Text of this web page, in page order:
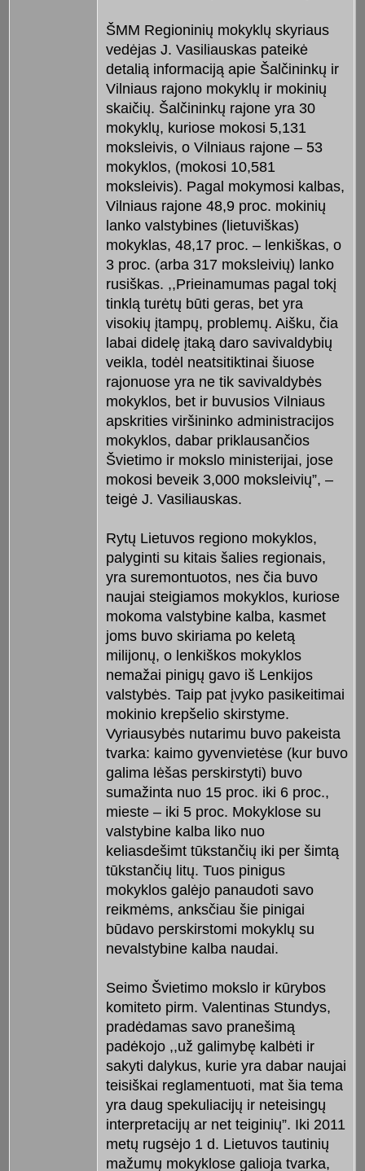
ŠMM Regioninių mokyklų skyriaus
vedėjas J. Vasiliauskas pateikė
detalią informaciją apie Šalčininkų ir
Vilniaus rajono mokyklų ir mokinių
skaičių. Šalčininkų rajone yra 30
mokyklų, kuriose mokosi 5,131
moksleivis, o Vilniaus rajone – 53
mokyklos, (mokosi 10,581
moksleivis). Pagal mokymosi kalbas,
Vilniaus rajone 48,9 proc. mokinių
lanko valstybines (lietuviškas)
mokyklas, 48,17 proc. – lenkiškas, o
3 proc. (arba 317 moksleivių) lanko
rusiškas. ,,Prieinamumas pagal tokį
tinklą turėtų būti geras, bet yra
visokių įtampų, problemų. Aišku, čia
labai didelę įtaką daro savivaldybių
veikla, todėl neatsitiktinai šiuose
rajonuose yra ne tik savivaldybės
mokyklos, bet ir buvusios Vilniaus
apskrities viršininko administracijos
mokyklos, dabar priklausančios
Švietimo ir mokslo ministerijai, jose
mokosi beveik 3,000 moksleivių”, –
teigė J. Vasiliauskas.
Rytų Lietuvos regiono mokyklos,
palyginti su kitais šalies regionais,
yra suremontuotos, nes čia buvo
naujai steigiamos mokyklos, kuriose
mokoma valstybine kalba, kasmet
joms buvo skiriama po keletą
milijonų, o lenkiškos mokyklos
nemažai pinigų gavo iš Lenkijos
valstybės. Taip pat įvyko pasikeitimai
mokinio krepšelio skirstyme.
Vyriausybės nutarimu buvo pakeista
tvarka: kaimo gyvenvietėse (kur buvo
galima lėšas perskirstyti) buvo
sumažinta nuo 15 proc. iki 6 proc.,
mieste – iki 5 proc. Mokyklose su
valstybine kalba liko nuo
keliasdešimt tūkstančių iki per šimtą
tūkstančių litų. Tuos pinigus
mokyklos galėjo panaudoti savo
reikmėms, anksčiau šie pinigai
būdavo perskirstomi mokyklų su
nevalstybine kalba naudai.
Seimo Švietimo mokslo ir kūrybos
komiteto pirm. Valentinas Stundys,
pradėdamas savo pranešimą
padėkojo ,,už galimybę kalbėti ir
sakyti dalykus, kurie yra dabar naujai
teisiškai reglamentuoti, mat šia tema
yra daug spekuliacijų ir neteisingų
interpretacijų ar net teiginių”. Iki 2011
metų rugsėjo 1 d. Lietuvos tautinių
mažumų mokyklose galioja tvarka,